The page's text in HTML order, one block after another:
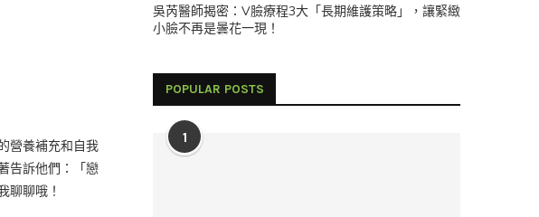
營養補充和自我
告訴他們：「戀
聊聊哦！
吳芮醫師揭密：V臉療程3大「長期維護策略」，讓緊緻
小臉不再是曇花一現！
POPULAR POSTS
1